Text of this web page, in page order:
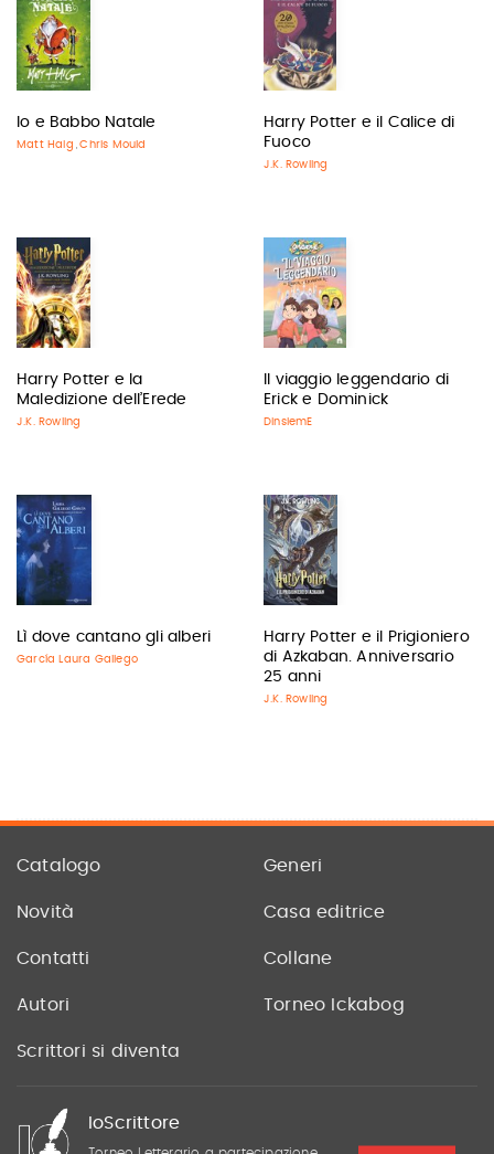
Io e Babbo Natale
Matt Haig ,Chris Mould
Harry Potter e il Calice di
Fuoco
J.K. Rowling
Harry Potter e la
Maledizione dell’Erede
J.K. Rowling
Il viaggio leggendario di
Erick e Dominick
DinsiemE
Lì dove cantano gli alberi
García Laura Gallego
Harry Potter e il Prigioniero
di Azkaban. Anniversario
25 anni
J.K. Rowling
Catalogo Generi
Novità Casa editrice
Contatti Collane
Autori Torneo Ickabog
Scrittori si diventa
IoScrittore